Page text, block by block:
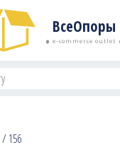
ВсеОпоры
e-commerce outlet
/156